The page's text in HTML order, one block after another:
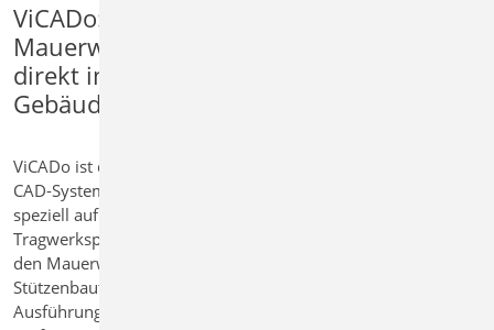
ViCADo:
Mauerwerksplanung
direkt im 3D-
Gebäudemodell
ViCADo ist das leistungsstarkes 3D-
CAD-System der mb WorkSuite, das
speziell auf die Anforderungen der
Tragwerksplanung optimiert ist. Für
den Mauerwerksbau stehen Wand- und
Stützenbauteile in verschiedenen
Ausführungen und Materialien zur